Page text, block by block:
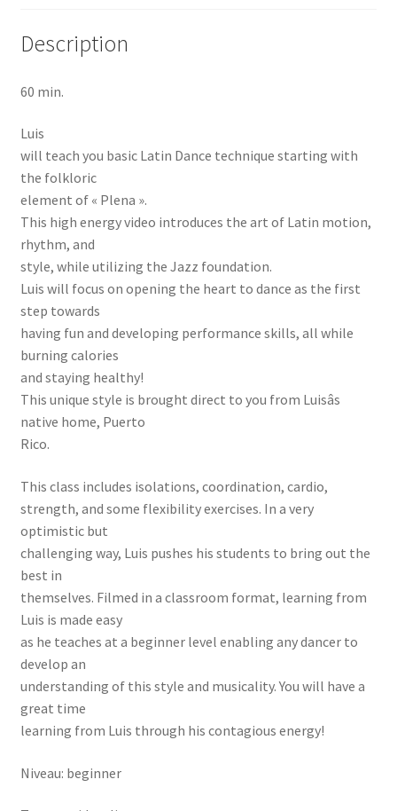
Description
60 min.
Luis
will teach you basic Latin Dance technique starting with
the folkloric
element of « Plena ».
This high energy video introduces the art of Latin motion,
rhythm, and
style, while utilizing the Jazz foundation.
Luis will focus on opening the heart to dance as the first
step towards
having fun and developing performance skills, all while
burning calories
and staying healthy!
This unique style is brought direct to you from Luisâs
native home, Puerto
Rico.
This class includes isolations, coordination, cardio,
strength, and some flexibility exercises. In a very
optimistic but
challenging way, Luis pushes his students to bring out the
best in
themselves. Filmed in a classroom format, learning from
Luis is made easy
as he teaches at a beginner level enabling any dancer to
develop an
understanding of this style and musicality. You will have a
great time
learning from Luis through his contagious energy!
Niveau: beginner